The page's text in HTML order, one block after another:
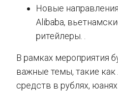
Новые
Alibaba,
ритейлеры. .
В рамках мероприятия
важные темы, такие
средств в рублях,